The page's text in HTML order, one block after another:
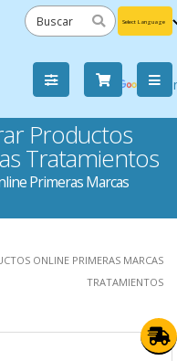
by
Productos
Tratamientos
Primeras Marcas
ONLINE PRIMERAS MARCAS
TRATAMIENTOS